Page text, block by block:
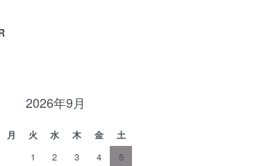
2026年9月
月 火 水 木 金
土
1
2 3 4
5